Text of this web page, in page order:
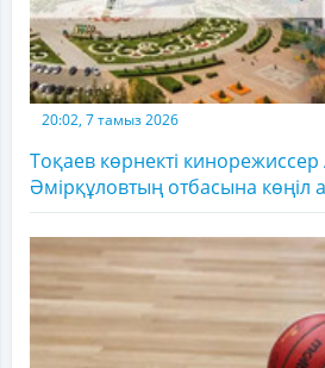
20:02, 7 тамыз 2026
Тоқаев көрнекті
Әмірқұловтың отбасына көңіл